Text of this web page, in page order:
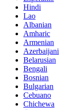
Hindi
Lao
Albanian
Amharic
Armenian
Azerbaijani
Belarusian
Bengali
Bosnian
Bulgarian
Cebuano
Chichewa